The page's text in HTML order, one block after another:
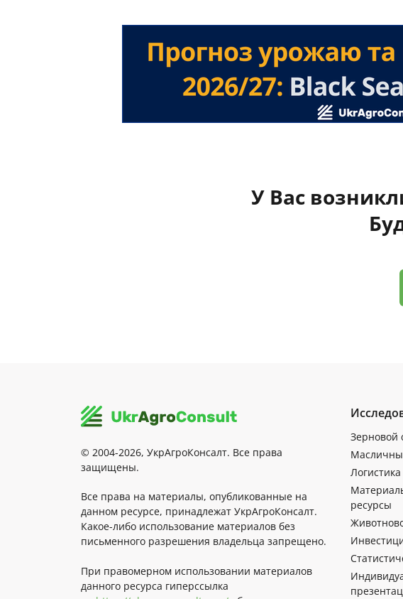
У Вас
© 2004-2026, УкрАгроКонсалт. Все права
защищены.
Все права на материалы, опубликованные на
данном ресурсе, принадлежат УкрАгроКонсалт.
Какое-либо использование материалов без
письменного разрешения владельца запрещено.
При правомерном использовании материалов
данного ресурса гиперссылка
Зерновой
Логистика
ресурсы